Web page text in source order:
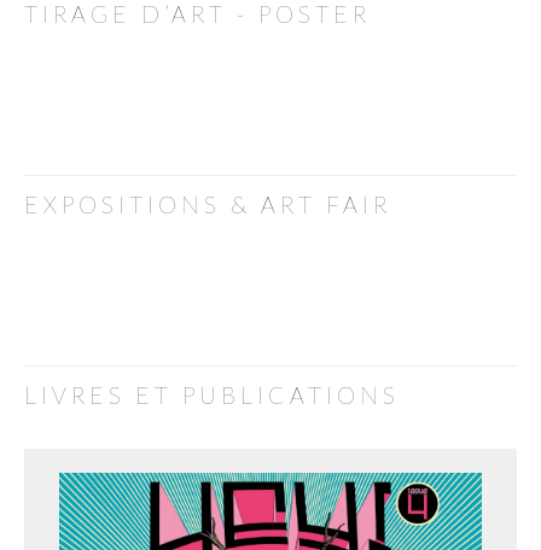
TIRAGE D’ART - POSTER
EXPOSITIONS & ART FAIR
LIVRES ET PUBLICATIONS